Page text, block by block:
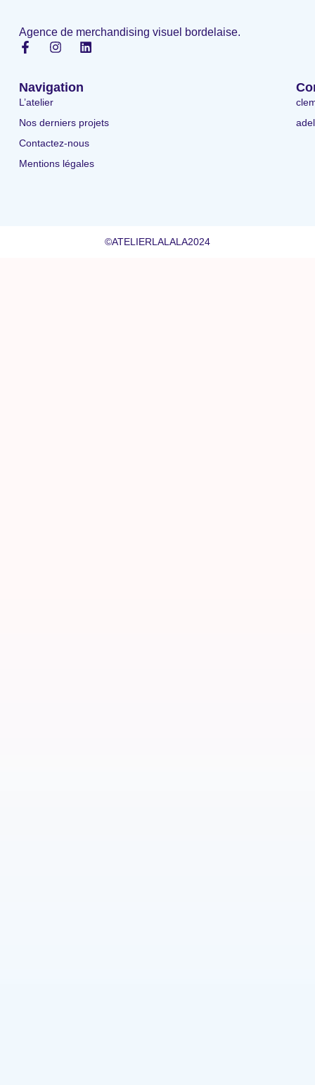
Navigation
L’atelier
Nos derniers projets
Contactez-nous
Mentions légales
Agence de merchandising visuel bordelaise.
©ATELIERLALALA2024